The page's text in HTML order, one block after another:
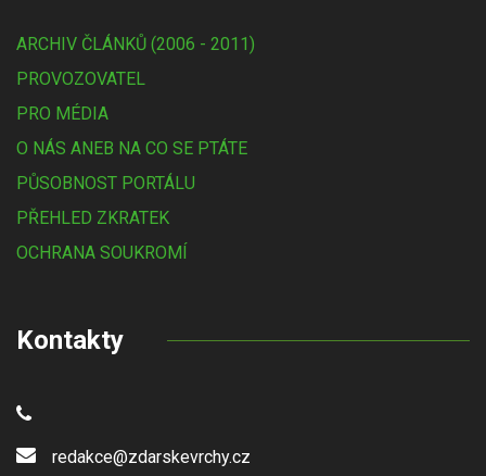
ARCHIV ČLÁNKŮ (2006 - 2011)
PROVOZOVATEL
PRO MÉDIA
O NÁS ANEB NA CO SE PTÁTE
PŮSOBNOST PORTÁLU
PŘEHLED ZKRATEK
OCHRANA SOUKROMÍ
Kontakty
redakce@zdarskevrchy.cz